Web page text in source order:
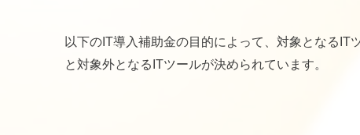
以下のIT導入補助金の目的によって、対象となるIT
と対象外となるITツールが決められています。